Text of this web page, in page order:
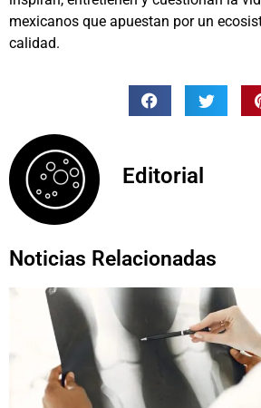
mexicanos que apuestan por un
calidad.
Editorial
Noticias Relacionadas